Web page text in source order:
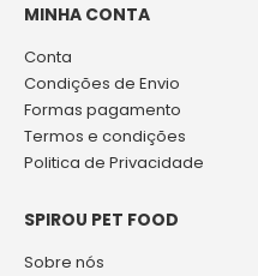
MINHA CONTA
Conta
Condições de Envio
Formas pagamento
Termos e condições
Politica de Privacidade
SPIROU PET FOOD
Sobre nós